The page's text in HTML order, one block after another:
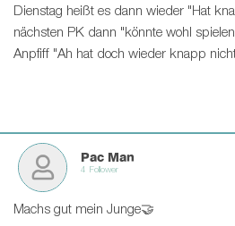
Dienstag heißt es dann wieder "Hat
nächsten PK dann "könnte wohl
Anpfiff "Ah hat doch wieder knapp
Pac Man
4 Follower
Machs gut mein Junge🤝